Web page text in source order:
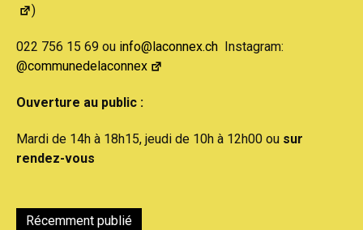
)
022 756 15 69 ou info@laconnex.ch Instagram:
@communedelaconnex
Ouverture au public :
Mardi de 14h à 18h15, jeudi de 10h à 12h00 ou sur
rendez-vous
Récemment publié